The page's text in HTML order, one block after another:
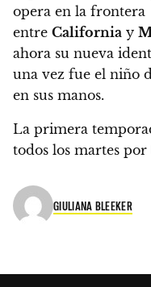
opera en la frontera
entre California y
ahora su nueva
una vez fue el niño
en sus manos.
La primera
todos los martes por
GIULIANA BLEEKER